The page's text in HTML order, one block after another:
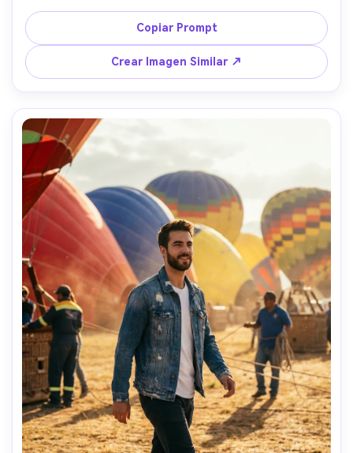
mañana temprana, el resplandor del mechero iluminando
sus rostros, nubes suaves y globos lejanos fuera de la
canasta, tomada con Nikon Z8, 35mm f/1.8, primer plano
íntimo con poca profundidad de campo, detalles
fotorrealistas, estilo documental emotivo --ar 4:5
Copiar Prompt
Crear Imagen Similar ↗